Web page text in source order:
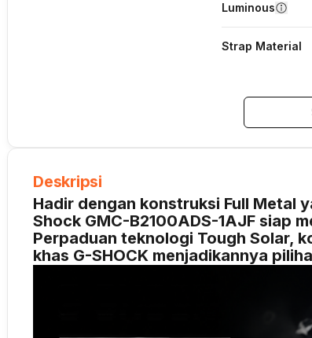
Luminous
Strap Material
Deskripsi
Hadir dengan konstruksi Full Metal
Shock GMC-B2100ADS-1AJF siap
Perpaduan teknologi Tough Solar,
khas G-SHOCK menjadikannya